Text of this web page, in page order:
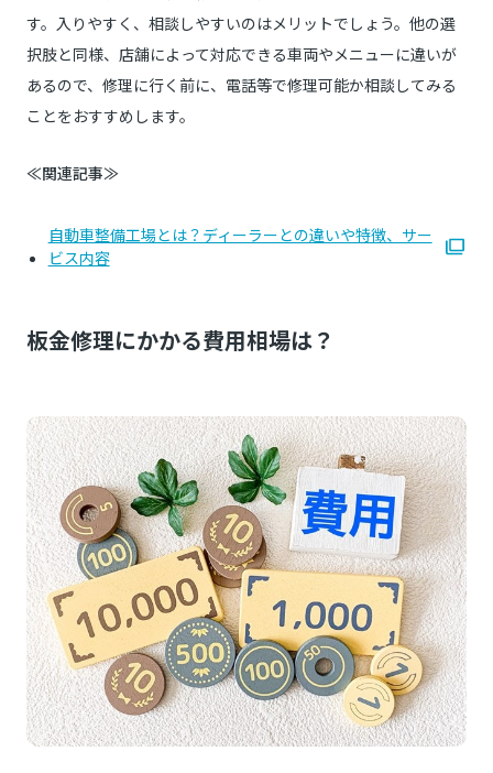
す。入りやすく、相談しやすいのはメリットでしょう。他の選
択肢と同様、店舗によって対応できる車両やメニューに違いが
あるので、修理に行く前に、電話等で修理可能か相談してみる
ことをおすすめします。
≪関連記事≫
自動車整備工場とは？ディーラーとの違いや特徴、サー
ビス内容
板金修理にかかる費用相場は？